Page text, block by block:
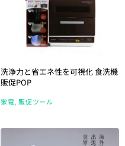
洗浄力と省エネ性を可視化 食洗機
販促POP
家電 販促ツール